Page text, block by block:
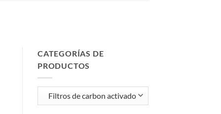
CATEGORÍAS DE
PRODUCTOS